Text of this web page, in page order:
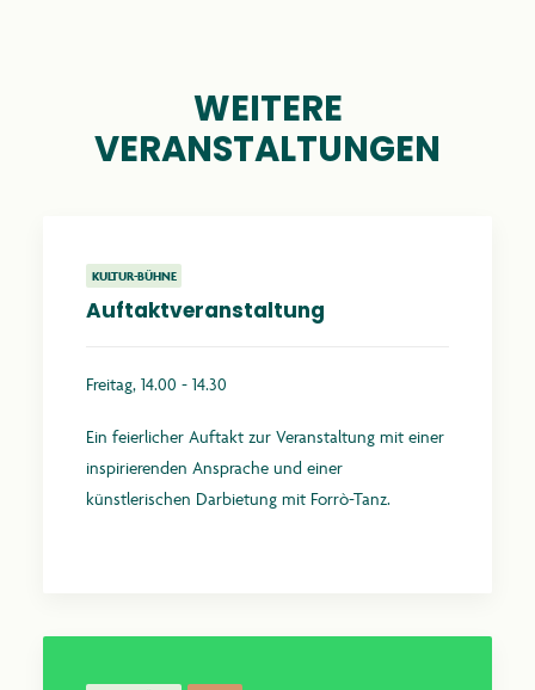
WEITERE
VERANSTALTUNGEN
KULTUR-BÜHNE
Auftaktveranstaltung
Freitag, 14.00 - 14.30
Ein feierlicher Auftakt zur Veranstaltung mit einer
inspirierenden Ansprache und einer
künstlerischen Darbietung mit Forrò-Tanz.